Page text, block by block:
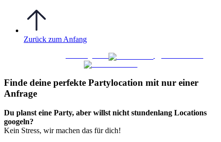
Zurück zum Anfang
Finde deine perfekte Partylocation mit nur einer
Anfrage​
Du planst eine Party, aber willst nicht stundenlang Locations
googeln?
Kein Stress, wir machen das für dich!